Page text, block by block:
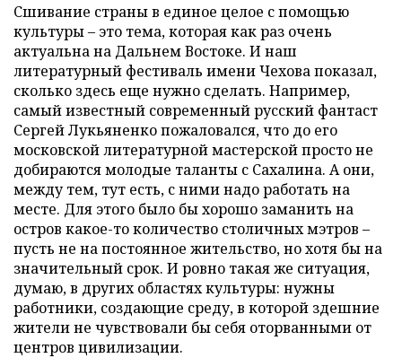
Сшивание страны в единое целое с помощью
культуры – это тема, которая как раз очень
актуальна на Дальнем Востоке. И наш
литературный фестиваль имени Чехова показал,
сколько здесь еще нужно сделать. Например,
самый известный современный русский фантаст
Сергей Лукьяненко пожаловался, что до его
московской литературной мастерской просто не
добираются молодые таланты с Сахалина. А они,
между тем, тут есть, с ними надо работать на
месте. Для этого было бы хорошо заманить на
остров какое-то количество столичных мэтров –
пусть не на постоянное жительство, но хотя бы на
значительный срок. И ровно такая же ситуация,
думаю, в других областях культуры: нужны
работники, создающие среду, в которой здешние
жители не чувствовали бы себя оторванными от
центров цивилизации.